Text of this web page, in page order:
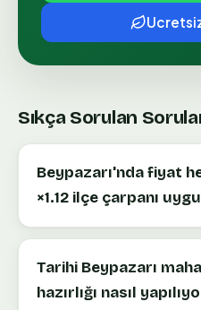
Sıkça Sorulan
Beypazarı'nda fiyat
×1.12 ilçe çarpanı
Tarihi Beypazarı
hazırlığı nasıl